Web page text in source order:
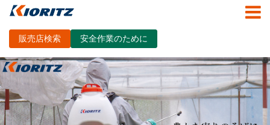
販売店検索 安全作業のために